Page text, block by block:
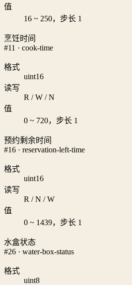
值
16 ~ 250，步长 1
烹饪时间
#11 · cook-time
格式
uint16
读写
R / W / N
值
0 ~ 720，步长 1
预约剩余时间
#16 · reservation-left-time
格式
uint16
读写
R / N / W
值
0 ~ 1439，步长 1
水盒状态
#26 · water-box-status
格式
uint8